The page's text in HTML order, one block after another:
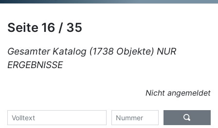
Seite 16 / 35
Gesamter Katalog (1738 Objekte) NUR
ERGEBNISSE
Nicht angemeldet